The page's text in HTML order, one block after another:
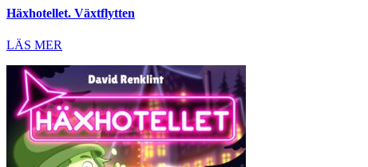
Häxhotellet. Växtflytten
LÄS MER